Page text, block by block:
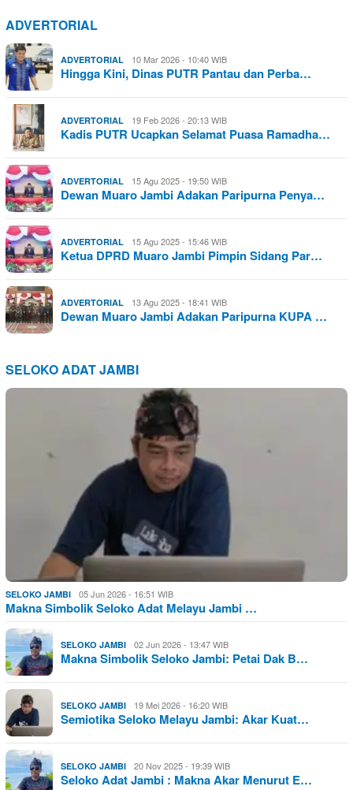
ADVERTORIAL
ADVERTORIAL 10 Mar 2026 - 10:40 WIB
Hingga Kini, Dinas PUTR Pantau dan Perba…
ADVERTORIAL 19 Feb 2026 - 20:13 WIB
Kadis PUTR Ucapkan Selamat Puasa Ramadha…
ADVERTORIAL 15 Agu 2025 - 19:50 WIB
Dewan Muaro Jambi Adakan Paripurna Penya…
ADVERTORIAL 15 Agu 2025 - 15:46 WIB
Ketua DPRD Muaro Jambi Pimpin Sidang Par…
ADVERTORIAL 13 Agu 2025 - 18:41 WIB
Dewan Muaro Jambi Adakan Paripurna KUPA …
SELOKO ADAT JAMBI
SELOKO JAMBI 05 Jun 2026 - 16:51 WIB
Makna Simbolik Seloko Adat Melayu Jambi …
SELOKO JAMBI 02 Jun 2026 - 13:47 WIB
Makna Simbolik Seloko Jambi: Petai Dak B…
SELOKO JAMBI 19 Mei 2026 - 16:20 WIB
Semiotika Seloko Melayu Jambi: Akar Kuat…
SELOKO JAMBI 20 Nov 2025 - 19:39 WIB
Seloko Adat Jambi : Makna Akar Menurut E…